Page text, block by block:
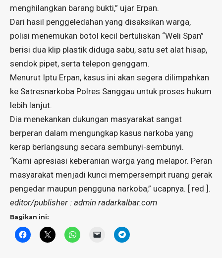
menghilangkan barang bukti,” ujar Erpan.
Dari hasil penggeledahan yang disaksikan warga,
polisi menemukan botol kecil bertuliskan “Weli Span”
berisi dua klip plastik diduga sabu, satu set alat hisap,
sendok pipet, serta telepon genggam.
Menurut Iptu Erpan, kasus ini akan segera dilimpahkan
ke Satresnarkoba Polres Sanggau untuk proses hukum
lebih lanjut.
Dia menekankan dukungan masyarakat sangat
berperan dalam mengungkap kasus narkoba yang
kerap berlangsung secara sembunyi-sembunyi.
“Kami apresiasi keberanian warga yang melapor. Peran
masyarakat menjadi kunci mempersempit ruang gerak
pengedar maupun pengguna narkoba,” ucapnya. [ red ].
editor/publisher : admin radarkalbar.com
Bagikan ini: